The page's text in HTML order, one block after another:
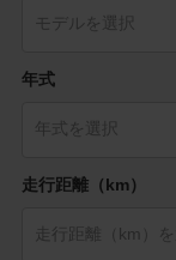
年式
走行距離（km）